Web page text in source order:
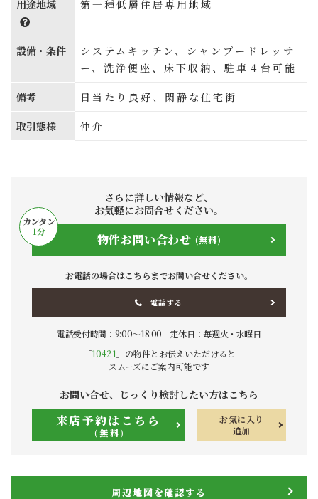
用途地域 第一種低層住居専用地域
設備・条件
システムキッチン、シャンプードレッサ
ー、洗浄便座、床下収納、駐車４台可能
備考 日当たり良好、閑静な住宅街
取引態様 仲介
さらに詳しい情報など、
お気軽にお問合せください。
カンタン
1分
物件お問い合わせ (無料)
お電話の場合はこちらまでお問い合せください。
電話する
電話受付時間：9:00〜18:00 定休日：毎週火・水曜日
「10421 」の物件とお伝えいただけると
スムーズにご案内可能です
お問い合せ、じっくり検討したい方はこちら
来店予約はこちら
(無料)
お気に入り
追加
周辺地図を確認する